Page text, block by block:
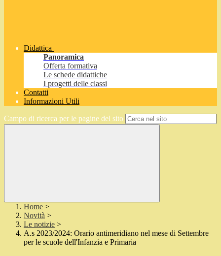
Didattica
Panoramica
Offerta formativa
Le schede didattiche
I progetti delle classi
Contatti
Informazioni Utili
Campo di ricerca per le pagine del sito
Home >
Novità >
Le notizie >
A.s 2023/2024: Orario antimeridiano nel mese di Settembre
per le scuole dell'Infanzia e Primaria